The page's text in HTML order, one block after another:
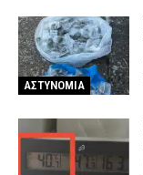
ΑΣΤΥΝΟΜΙΑ